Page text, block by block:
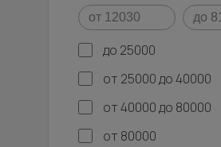
до 25000
от 25000 до 40000
от 40000 до 80000
от 80000